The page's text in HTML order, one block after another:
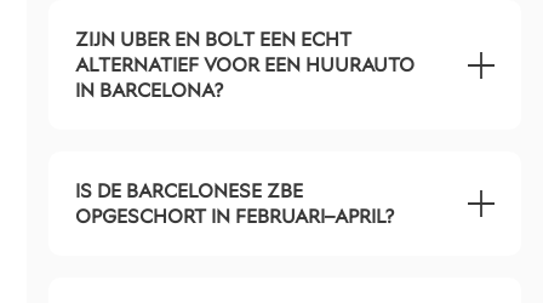
ZIJN UBER EN BOLT EEN ECHT
ALTERNATIEF VOOR EEN HUURAUTO
IN BARCELONA?
IS DE BARCELONESE ZBE
OPGESCHORT IN FEBRUARI–APRIL?